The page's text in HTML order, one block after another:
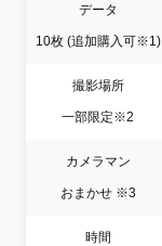
データ
10枚 (追加購入可※1)
撮影場所
一部限定※2
カメラマン
おまかせ ※3
時間